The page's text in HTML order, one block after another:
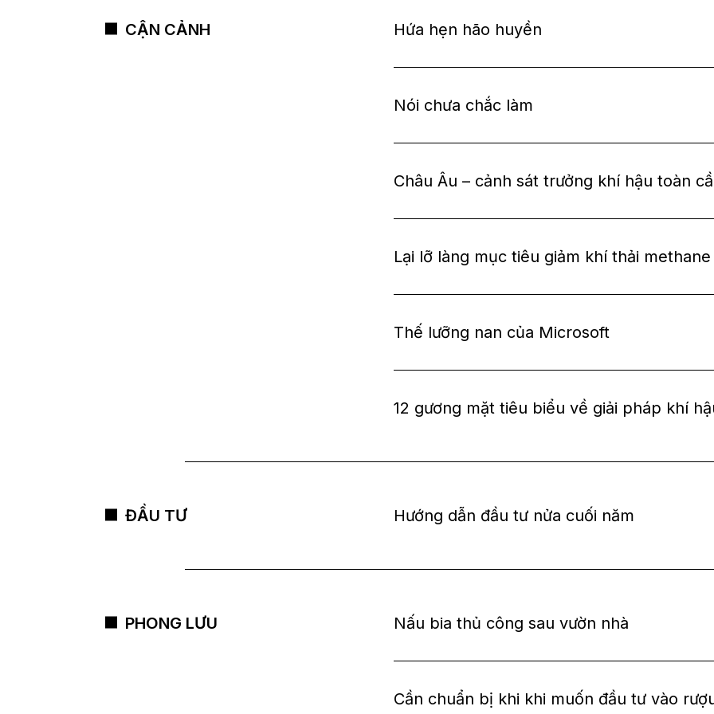
CẬN CẢNH Hứa hẹn hão huyền
Nói chưa chắc làm
Châu Âu – cảnh sát trưởng khí hậu toàn
Lại lỡ làng mục tiêu giảm khí thải methane
Thế lưỡng nan của Microsoft
12 gương mặt tiêu biểu về giải pháp khí
ĐẦU TƯ Hướng dẫn đầu tư nửa cuối năm
PHONG LƯU Nấu bia thủ công sau vườn nhà
Cần chuẩn bị khi khi muốn đầu tư vào